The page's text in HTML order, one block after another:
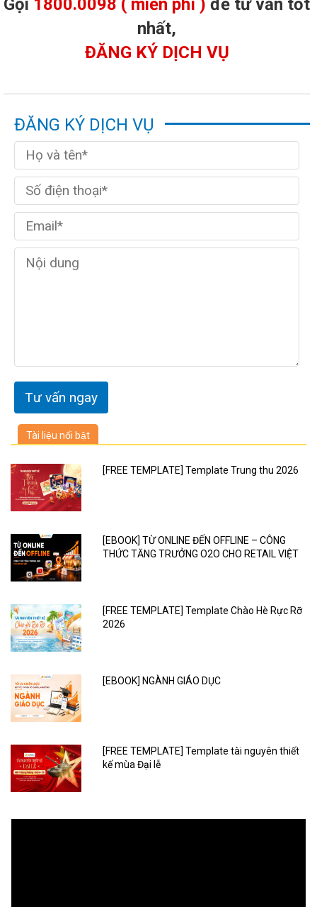
nhất,
ĐĂNG KÝ DỊCH VỤ
ĐĂNG KÝ DỊCH VỤ
Tài liệu nổi bật
[FREE TEMPLATE] Template Trung thu 2026
[EBOOK] TỪ ONLINE ĐẾN OFFLINE – CÔNG
THỨC TĂNG TRƯỞNG O2O CHO RETAIL VIỆT
[FREE TEMPLATE] Template Chào Hè Rực Rỡ
2026
[EBOOK] NGÀNH GIÁO DỤC
[FREE TEMPLATE] Template tài nguyên thiết
kế mùa Đại lễ